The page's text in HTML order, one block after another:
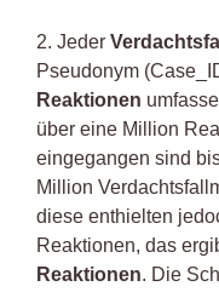
2. Jeder
Pseudonym
Reaktionen
über eine Million
eingegangen sind
Million
diese enthielten
Reaktionen, das
Reaktionen. Die